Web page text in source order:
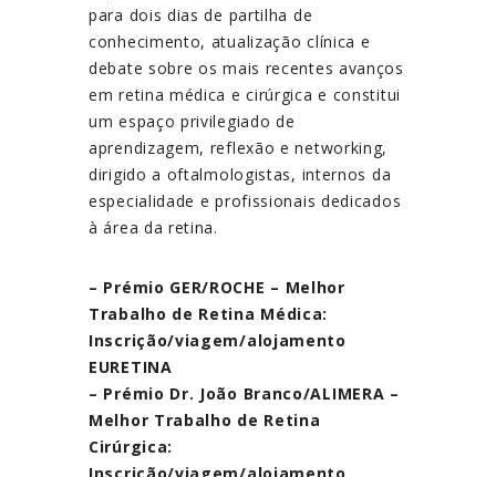
para dois dias de partilha de
conhecimento, atualização clínica e
debate sobre os mais recentes avanços
em retina médica e cirúrgica e constitui
um espaço privilegiado de
aprendizagem, reflexão e networking,
dirigido a oftalmologistas, internos da
especialidade e profissionais dedicados
à área da retina.
– Prémio GER/ROCHE – Melhor
Trabalho de Retina Médica:
Inscrição/viagem/alojamento
EURETINA
– Prémio Dr. João Branco/ALIMERA –
Melhor Trabalho de Retina
Cirúrgica:
Inscrição/viagem/alojamento